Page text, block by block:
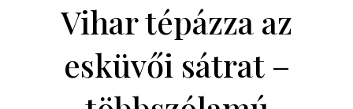
Vihar tépázza az
esküvői sátrat –